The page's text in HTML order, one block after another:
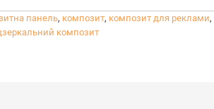
панель, композит, композит для реклами,
композит